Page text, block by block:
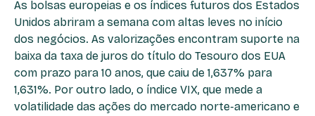
As bolsas europeias e os índices futuros dos Estados
Unidos abriram a semana com altas leves no início
dos negócios. As valorizações encontram suporte na
baixa da taxa de juros do título do Tesouro dos EUA
com prazo para 10 anos, que caiu de 1,637% para
1,631%. Por outro lado, o índice VIX, que mede a
volatilidade das ações do mercado norte-americano e